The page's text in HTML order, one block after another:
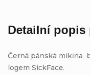
Detailní popis
Černá pánská mikina
logem SickFace.